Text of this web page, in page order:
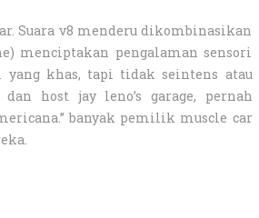
Suara v8 menderu dikombinasikan
menciptakan pengalaman sensori
yang khas, tapi tidak seintens atau
host jay leno’s garage, pernah
banyak pemilik muscle car